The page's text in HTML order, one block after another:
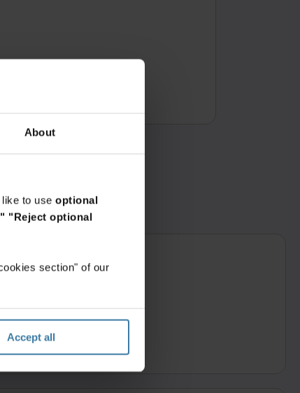
About
to use optional
"Reject optional
section" of our
Accept all